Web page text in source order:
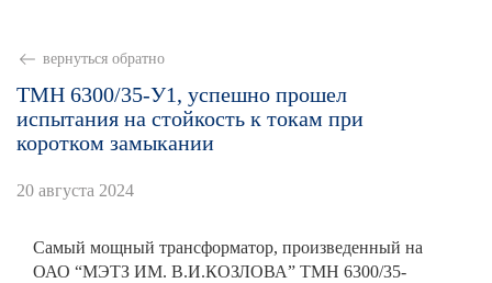
вернуться обратно
ТМН 6300/35-У1, успешно прошел
испытания на стойкость к токам при
коротком замыкании
20 августа 2024
Самый мощный трансформатор, произведенный на
ОАО “МЭТЗ ИМ. В.И.КОЗЛОВА” ТМН 6300/35-